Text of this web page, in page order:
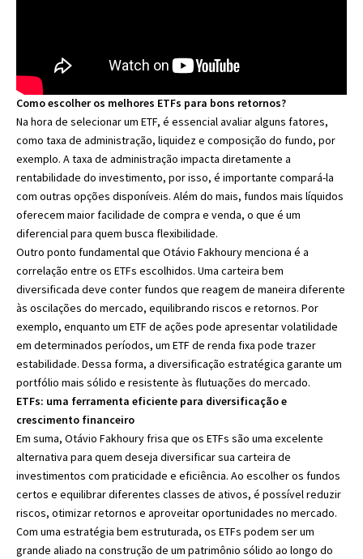
Como escolher os melhores ETFs para bons retornos?
Na hora de selecionar um ETF, é essencial avaliar alguns fatores,
como taxa de administração, liquidez e composição do fundo, por
exemplo. A taxa de administração impacta diretamente a
rentabilidade do investimento, por isso, é importante compará-la
com outras opções disponíveis. Além do mais, fundos mais líquidos
oferecem maior facilidade de compra e venda, o que é um
diferencial para quem busca flexibilidade.
Outro ponto fundamental que Otávio Fakhoury menciona é a
correlação entre os ETFs escolhidos. Uma carteira bem
diversificada deve conter fundos que reagem de maneira diferente
às oscilações do mercado, equilibrando riscos e retornos. Por
exemplo, enquanto um ETF de ações pode apresentar volatilidade
em determinados períodos, um ETF de renda fixa pode trazer
estabilidade. Dessa forma, a diversificação estratégica garante um
portfólio mais sólido e resistente às flutuações do mercado.
ETFs: uma ferramenta eficiente para diversificação e
crescimento financeiro
Em suma, Otávio Fakhoury frisa que os ETFs são uma excelente
alternativa para quem deseja diversificar sua carteira de
investimentos com praticidade e eficiência. Ao escolher os fundos
certos e equilibrar diferentes classes de ativos, é possível reduzir
riscos, otimizar retornos e aproveitar oportunidades no mercado.
Com uma estratégia bem estruturada, os ETFs podem ser um
grande aliado na construção de um patrimônio sólido ao longo do